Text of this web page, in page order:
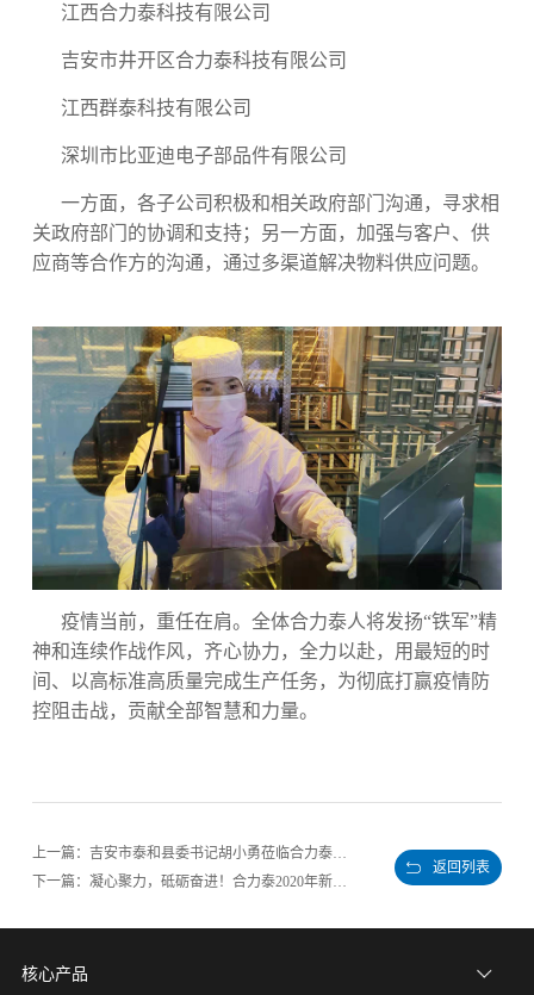
江西合力泰科技有限公司
吉安市井开区合力泰科技有限公司
江西群泰科技有限公司
深圳市比亚迪电子部品件有限公司
一方面，各子公司积极和相关政府部门沟通，寻求相
关政府部门的协调和支持；另一方面，加强与客户、供
应商等合作方的沟通，通过多渠道解决物料供应问题。
疫情当前，重任在肩。全体合力泰人将发扬“铁军”精
神和连续作战作风，齐心协力，全力以赴，用最短的时
间、以高标准高质量完成生产任务，为彻底打赢疫情防
控阻击战，贡献全部智慧和力量。
上一篇：吉安市泰和县委书记胡小勇莅临合力泰视察疫情防控工作
下一篇：凝心聚力，砥砺奋进！合力泰2020年新春晚会华丽上演
返回列表
核心产品